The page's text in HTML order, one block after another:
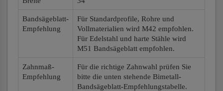
Bandsägeblatt-
Empfehlung
Für Standardprofile, Rohre und
Vollmaterialien wird M42 empfohlen.
Für Edelstahl und harte Stähle wird
M51 Bandsägeblatt empfohlen.
Zahnmaß-
Empfehlung
Für die richtige Zahnwahl prüfen Sie
bitte die unten stehende Bimetall-
Bandsägeblatt-Empfehlungstabelle.